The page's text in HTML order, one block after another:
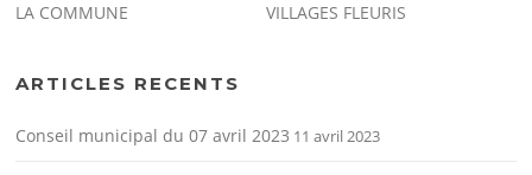
LA COMMUNE
VILLAGES FLEURIS
ARTICLES RECENTS
Conseil municipal du 07 avril 2023 11 avril 2023